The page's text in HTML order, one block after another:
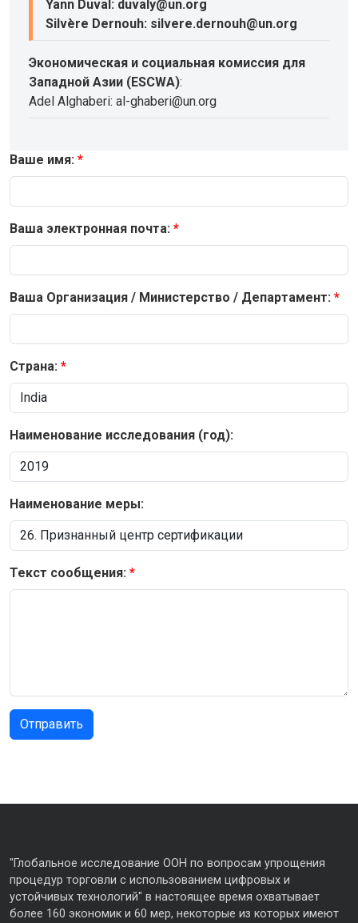
Yann Duval: duvaly@un.org
Silvère Dernouh: silvere.dernouh@un.org
Экономическая и социальная комиссия для
Западной Азии (ESCWA):
Adel Alghaberi: al-ghaberi@un.org
Ваше имя:
Ваша электронная почта:
Ваша Организация / Министерство / Департамент:
Страна:
Наименование исследования (год):
Наименование меры:
Текст сообщения:
"Глобальное исследование ООН по вопросам упрощения
процедур торговли с использованием цифровых и
устойчивых технологий" в настоящее время охватывает
более 160 экономик и 60 мер, некоторые из которых имеют